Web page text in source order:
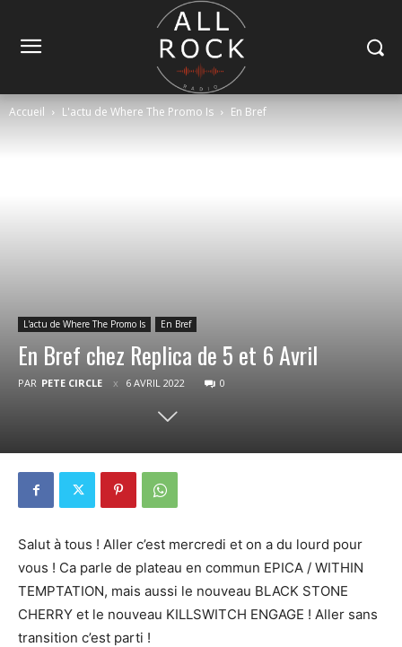
Accueil L'actu de Where The Promo Is En Bref
L'actu de Where The Promo Is En Bref
En Bref chez Replica de 5 et 6 Avril
PAR PETE CIRCLE 6 AVRIL 2022 0
Salut à tous ! Aller c’est mercredi et on a du lourd pour
vous ! Ca parle de plateau en commun EPICA / WITHIN
TEMPTATION, mais aussi le nouveau BLACK STONE
CHERRY et le nouveau KILLSWITCH ENGAGE ! Aller sans
transition c’est parti !